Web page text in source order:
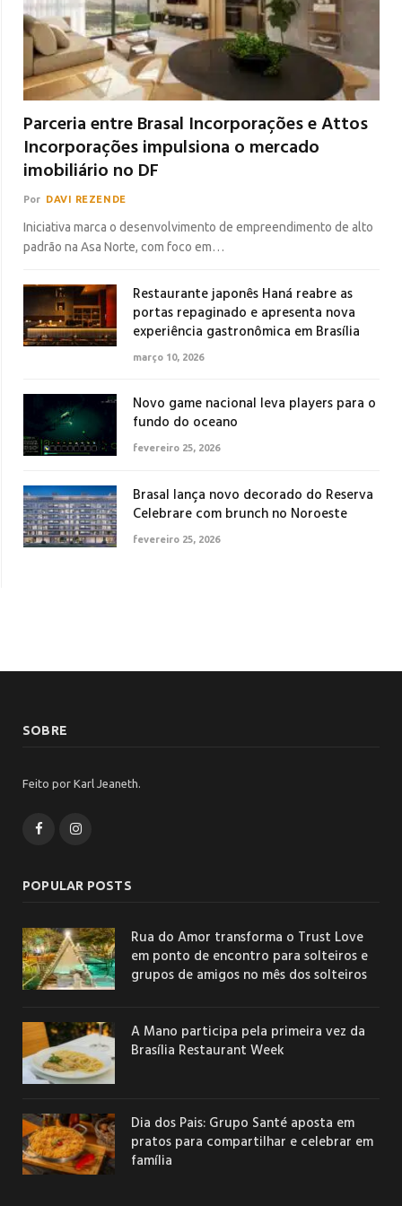
Parceria entre Brasal Incorporações e Attos
Incorporações impulsiona o mercado
imobiliário no DF
Por DAVI REZENDE
Iniciativa marca o desenvolvimento de empreendimento de alto
padrão na Asa Norte, com foco em…
Restaurante japonês Haná reabre as
portas repaginado e apresenta nova
experiência gastronômica em Brasília
março 10, 2026
Novo game nacional leva players para o
fundo do oceano
fevereiro 25, 2026
Brasal lança novo decorado do Reserva
Celebrare com brunch no Noroeste
fevereiro 25, 2026
SOBRE
Feito por Karl Jeaneth.
FacebookInstagram
POPULAR POSTS
Rua do Amor transforma o Trust Love
em ponto de encontro para solteiros e
grupos de amigos no mês dos solteiros
A Mano participa pela primeira vez da
Brasília Restaurant Week
Dia dos Pais: Grupo Santé aposta em
pratos para compartilhar e celebrar em
família